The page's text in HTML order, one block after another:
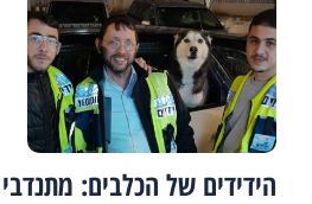
הידידים של הכלבים: